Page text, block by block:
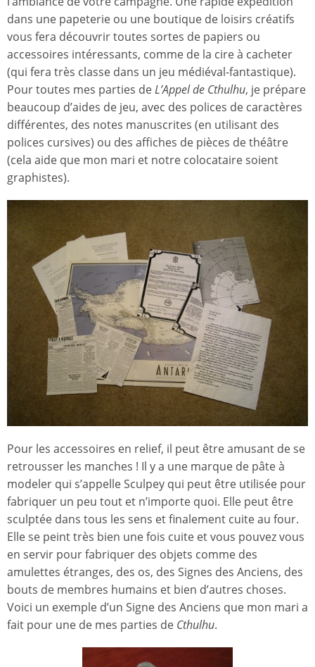
dans une papeterie ou une boutique de loisirs créatifs
vous fera découvrir toutes sortes de papiers ou
accessoires intéressants, comme de la cire à cacheter
(qui fera très classe dans un jeu médiéval-fantastique).
Pour toutes mes parties deL’Appel de Cthulhu, je prépare
beaucoup d’aides de jeu, avec des polices de caractères
différentes, des notes manuscrites (en utilisant des
polices cursives) ou des affiches de pièces de théâtre
(cela aide que mon mari et notre colocataire soient
graphistes).
Pour les accessoires en relief, il peut être amusant de se
retrousser les manches ! Il y a une marque de pâte à
modeler qui s’appelle Sculpey qui peut être utilisée pour
fabriquer un peu tout et n’importe quoi. Elle peut être
sculptée dans tous les sens et finalement cuite au four.
Elle se peint très bien une fois cuite et vous pouvez vous
en servir pour fabriquer des objets comme des
amulettes étranges, des os, des Signes des Anciens, des
bouts de membres humains et bien d’autres choses.
Voici un exemple d’un Signe des Anciens que mon mari a
fait pour une de mes parties de Cthulhu.